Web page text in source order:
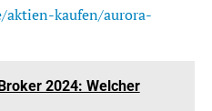
aktien-kaufen/aurora-
2024: Welcher